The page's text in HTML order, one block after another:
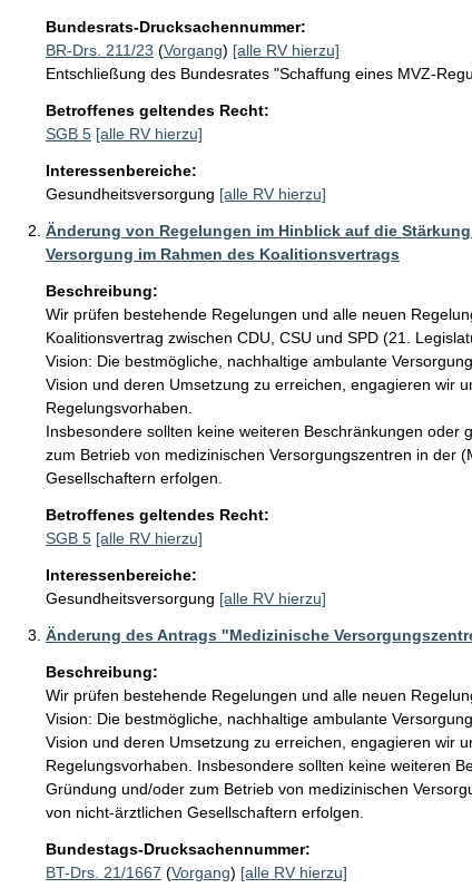
Bundesrats-Drucksachennummer:
BR-Drs. 211/23 (Vorgang) [alle RV hierzu]
Entschließung des Bundesrates "Schaffung eines MVZ-
Betroffenes geltendes Recht:
SGB 5 [alle RV hierzu]
Interessenbereiche:
Gesundheitsversorgung [alle RV hierzu]
Änderung von Regelungen im Hinblick auf die
Versorgung im Rahmen des Koalitionsvertrags
Beschreibung:
Wir prüfen bestehende Regelungen und alle neuen
Koalitionsvertrag zwischen CDU, CSU und SPD (21.
Vision: Die bestmögliche, nachhaltige ambulante
Vision und deren Umsetzung zu erreichen, engagieren wir
Regelungsvorhaben.
Insbesondere sollten keine weiteren Beschränkungen oder
zum Betrieb von medizinischen Versorgungszentren in der
Gesellschaftern erfolgen.
Betroffenes geltendes Recht:
SGB 5 [alle RV hierzu]
Interessenbereiche:
Gesundheitsversorgung [alle RV hierzu]
Änderung des Antrags "Medizinische
Beschreibung:
Wir prüfen bestehende Regelungen und alle neuen
Vision: Die bestmögliche, nachhaltige ambulante
Vision und deren Umsetzung zu erreichen, engagieren wir
Regelungsvorhaben. Insbesondere sollten keine weiteren
Gründung und/oder zum Betrieb von medizinischen
von nicht-ärztlichen Gesellschaftern erfolgen.
Bundestags-Drucksachennummer:
BT-Drs. 21/1667 (Vorgang) [alle RV hierzu]